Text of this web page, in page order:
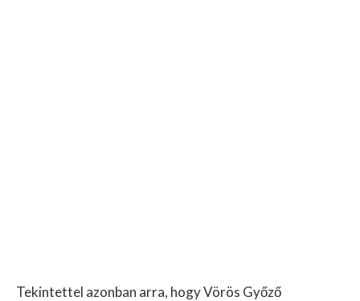
Tekintettel azonban arra, hogy Vörös Győző